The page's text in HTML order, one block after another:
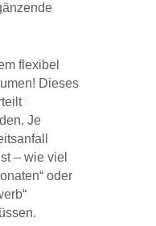
flexibel
Dieses
Je
– wie viel
oder